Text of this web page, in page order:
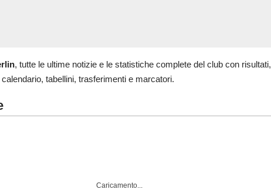
, tutte le ultime notizie e le statistiche complete del club con risultati,
tabellini, trasferimenti e marcatori.
Caricamento...